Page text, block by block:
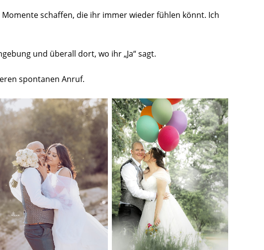
schaffen, die ihr immer wieder fühlen könnt. Ich
und überall dort, wo ihr „Ja“ sagt.
spontanen Anruf.